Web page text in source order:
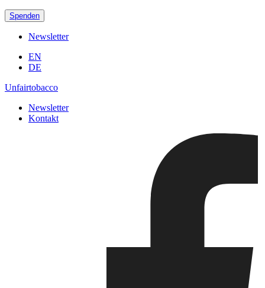
Spenden
Newsletter
EN
DE
Unfairtobacco
Newsletter
Kontakt